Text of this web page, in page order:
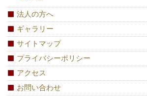
法人の方へ
ギャラリー
サイトマップ
プライバシーポリシー
アクセス
お問い合わせ